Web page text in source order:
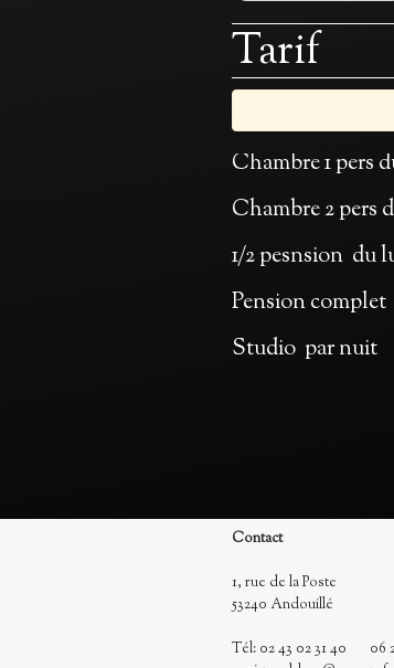
Tarif
Chambre 1 pers
Chambre 2 pers
1/2 pesnsion du
Pension
Studio par nuit
3 pers 85
4 pers 95
Contact
1, rue de la Poste
53240 Andouillé
Tél: 02 43 02 31 40 06